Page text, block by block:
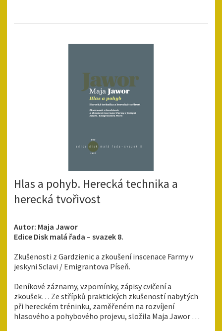
Hlas a pohyb. Herecká technika a
herecká tvořivost
Autor: Maja Jawor
Edice Disk malá řada – svazek 8.
Zkušenosti z Gardzienic a zkoušení inscenace Farmy v
jeskyni Sclavi / Emigrantova Píseň.
Deníkové záznamy, vzpomínky, zápisy cvičení a
zkoušek… Ze střípků praktických zkušeností nabytých
při hereckém tréninku, zaměřeném na rozvíjení
hlasového a pohybového projevu, složila Maja Jawor …